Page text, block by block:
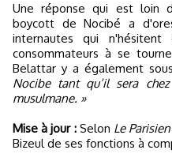
Une réponse qui est loin
boycott de Nocibé a
internautes qui
consommateurs à se
Belattar y a également
Nocibe tant qu’il sera
musulmane. »
Mise à jour :Selon Le Parisien
Bizeul de ses fonctions à